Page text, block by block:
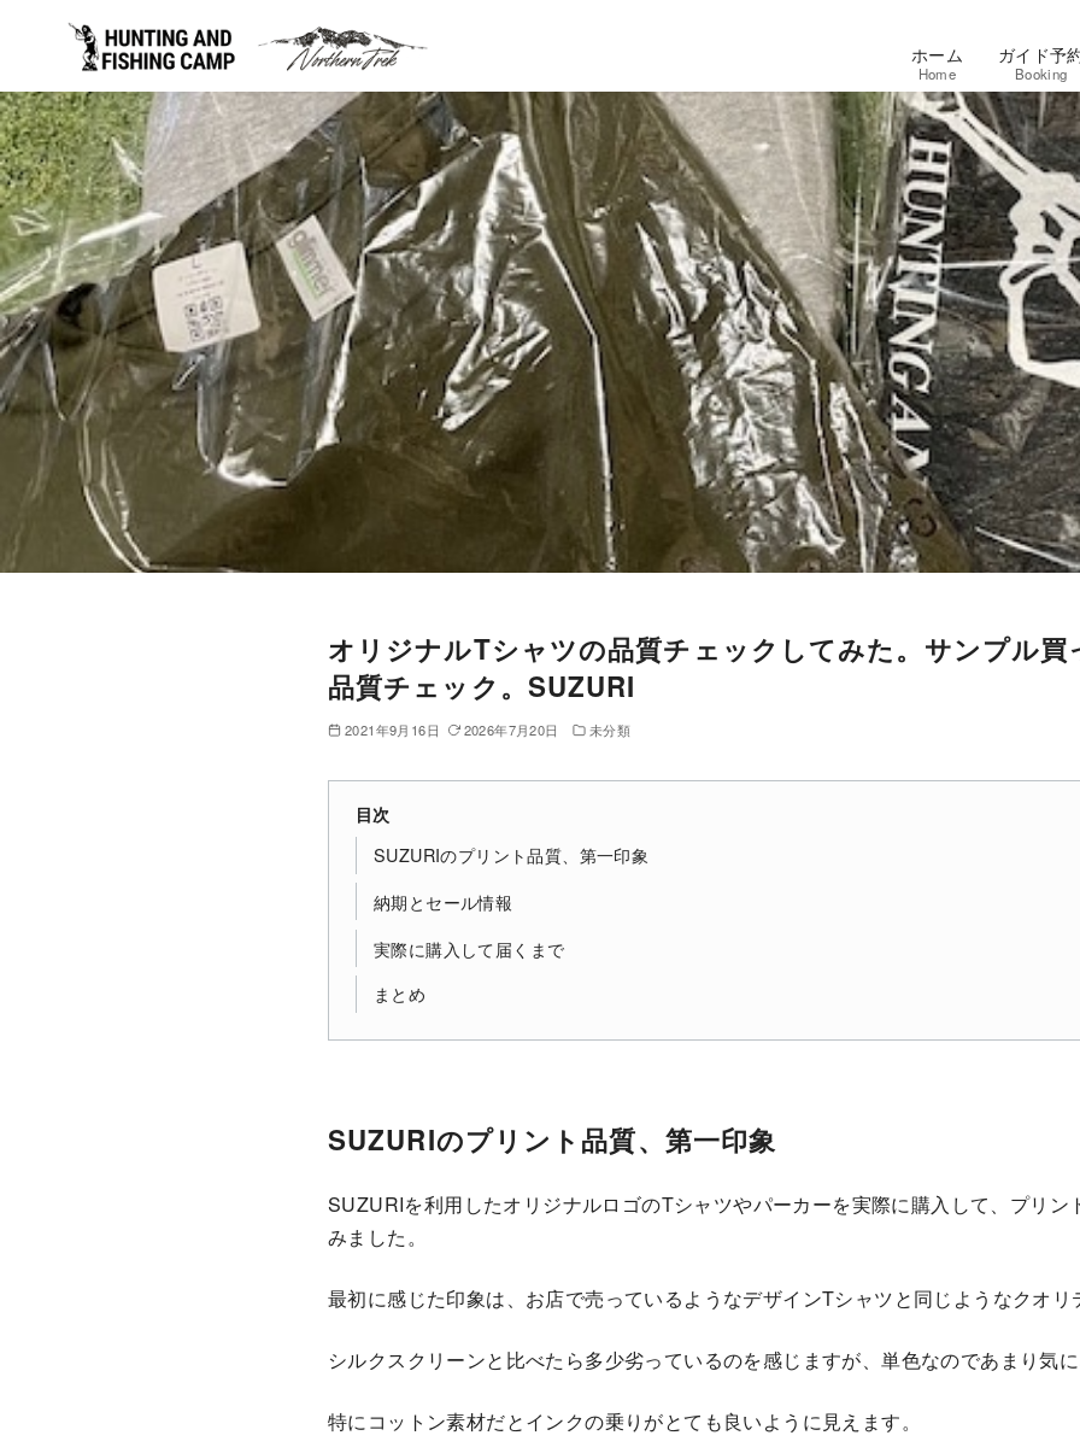
コ
ン
テ
ン
ツ
へ
移
動
ホーム
Home
ガイド予
Booking
オリジナルTシャツの品質チェックしてみた。サンプル
品質チェック。SUZURI
2021年9月16日 2026年7月20日 未分類
目次
SUZURIのプリント品質、第一印象
納期とセール情報
実際に購入して届くまで
まとめ
SUZURIのプリント品質、第一印象
SUZURIを利用したオリジナルロゴのTシャツやパーカーを実際に購入して、プリン
みました。
最初に感じた印象は、お店で売っているようなデザインTシャツと同じようなクオリ
シルクスクリーンと比べたら多少劣っているのを感じますが、単色なのであまり気
特にコットン素材だとインクの乗りがとても良いように見えます。